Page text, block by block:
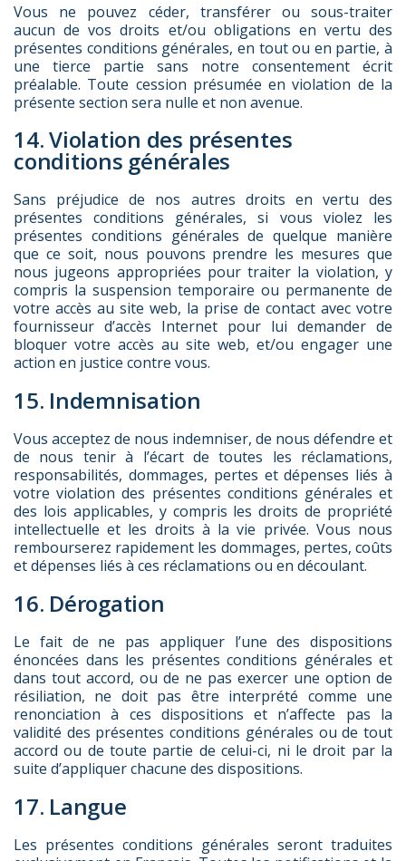
Vous ne pouvez céder, transférer ou sous-traiter
aucun de vos droits et/ou obligations en vertu des
présentes conditions générales, en tout ou en partie, à
une tierce partie sans notre consentement écrit
préalable. Toute cession présumée en violation de la
présente section sera nulle et non avenue.
14. Violation des présentes
conditions générales
Sans préjudice de nos autres droits en vertu des
présentes conditions générales, si vous violez les
présentes conditions générales de quelque manière
que ce soit, nous pouvons prendre les mesures que
nous jugeons appropriées pour traiter la violation, y
compris la suspension temporaire ou permanente de
votre accès au site web, la prise de contact avec votre
fournisseur d’accès Internet pour lui demander de
bloquer votre accès au site web, et/ou engager une
action en justice contre vous.
15. Indemnisation
Vous acceptez de nous indemniser, de nous défendre et
de nous tenir à l’écart de toutes les réclamations,
responsabilités, dommages, pertes et dépenses liés à
votre violation des présentes conditions générales et
des lois applicables, y compris les droits de propriété
intellectuelle et les droits à la vie privée. Vous nous
rembourserez rapidement les dommages, pertes, coûts
et dépenses liés à ces réclamations ou en découlant.
16. Dérogation
Le fait de ne pas appliquer l’une des dispositions
énoncées dans les présentes conditions générales et
dans tout accord, ou de ne pas exercer une option de
résiliation, ne doit pas être interprété comme une
renonciation à ces dispositions et n’affecte pas la
validité des présentes conditions générales ou de tout
accord ou de toute partie de celui-ci, ni le droit par la
suite d’appliquer chacune des dispositions.
17. Langue
Les présentes conditions générales seront traduites